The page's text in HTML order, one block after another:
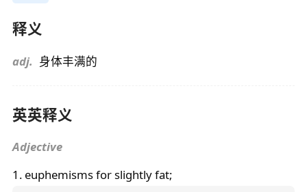
释义
adj. 身体丰满的
英英释义
Adjective
1. euphemisms for slightly fat;